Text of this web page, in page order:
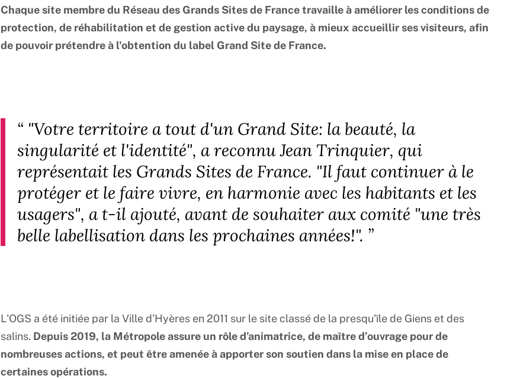
Chaque site membre du Réseau des Grands Sites de France travaille à améliorer les conditions de
protection, de réhabilitation et de gestion active du paysage, à mieux accueillir ses visiteurs, afin
de pouvoir prétendre à l'obtention du label Grand Site de France.
“ "Votre territoire a tout d'un Grand Site: la beauté, la
singularité et l'identité", a reconnu Jean Trinquier, qui
représentait les Grands Sites de France. "Il faut continuer à le
protéger et le faire vivre, en harmonie avec les habitants et les
usagers", a t-il ajouté, avant de souhaiter aux comité "une très
belle labellisation dans les prochaines années!". ”
L'OGS a été initiée par la Ville d'Hyères en 2011 sur le site classé de la presqu’île de Giens et des
salins. Depuis 2019, la Métropole assure un rôle d’animatrice, de maître d’ouvrage pour de
nombreuses actions, et peut être amenée à apporter son soutien dans la mise en place de
certaines opérations.